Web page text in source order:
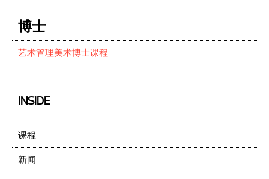
博士
艺术管理美术博士课程
INSIDE
课程
新闻